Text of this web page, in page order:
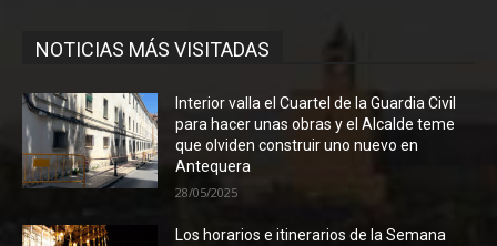
NOTICIAS MÁS VISITADAS
Interior valla el Cuartel de la Guardia Civil
para hacer unas obras y el Alcalde teme
que olviden construir uno nuevo en
Antequera
28/05/2025
Los horarios e itinerarios de la Semana